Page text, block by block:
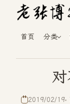
首页 分类
2019/02/19